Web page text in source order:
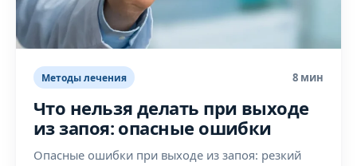
Методы лечения 8 мин
Что нельзя делать при выходе
из запоя: опасные ошибки
Опасные ошибки при выходе из запоя: резкий